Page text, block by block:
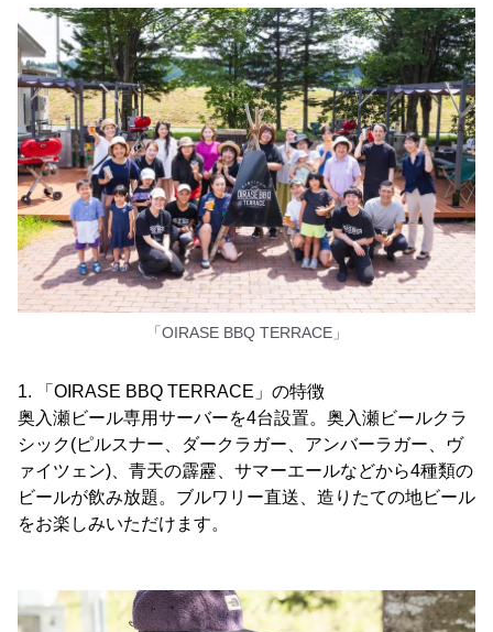
「OIRASE BBQ TERRACE」
1. 「OIRASE BBQ TERRACE」の特徴
奥入瀬ビール専用サーバーを4台設置。奥入瀬ビールクラ
シック(ピルスナー、ダークラガー、アンバーラガー、ヴ
ァイツェン)、青天の霹靂、サマーエールなどから4種類の
ビールが飲み放題。ブルワリー直送、造りたての地ビール
をお楽しみいただけます。